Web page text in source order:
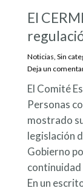
El
Noticias Sin
Deja un
El Comité
Personas
mostrado
legislación
Gobierno
continuidad
En un